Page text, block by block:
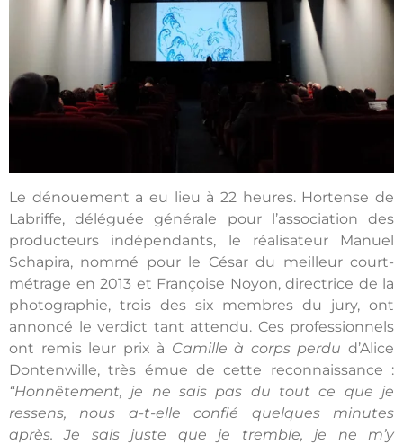
Le dénouement a eu lieu à 22 heures. Hortense de
Labriffe,déléguée générale pour l’association des
producteurs indépendants, le réalisateur Manuel
Schapira, nommé pour le César du meilleur court-
métrage en 2013 et Françoise Noyon, directrice de la
photographie, trois des six membres du jury, ont
annoncé le verdict tant attendu. Ces professionnels
ont remis leur prix à Camille à corps perdu d’Alice
Dontenwille, très émue de cette reconnaissance :
“Honnêtement, je ne sais pas du tout ce que je
ressens, nous a-t-elle confié quelques minutes
après. Je sais juste que je tremble, je ne m’y